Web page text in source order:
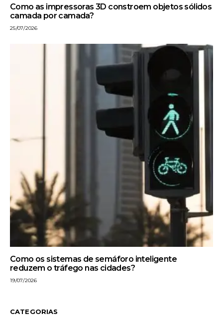
Como as impressoras 3D constroem objetos sólidos
camada por camada?
25/07/2026
Como os sistemas de semáforo inteligente
reduzem o tráfego nas cidades?
19/07/2026
CATEGORIAS